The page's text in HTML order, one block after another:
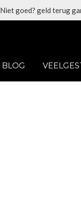
Niet goed? geld terug
BLOG